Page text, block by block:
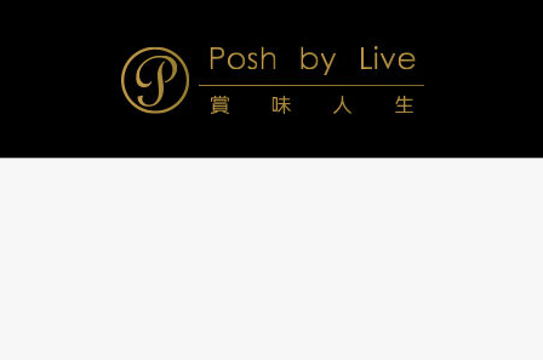
Posh